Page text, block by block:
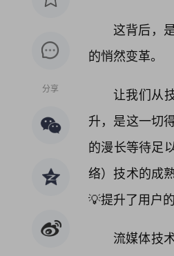
分享
这背后，
的悄然变革。
让我们从
升，是这一切
的漫长等待足
络）技术的成
💡提升了用户
流媒体技